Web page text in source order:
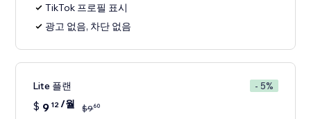
TikTok 프로필 표시
광고 없음, 차단 없음
Lite 플랜 - 5%
$ 9 12/월 $960